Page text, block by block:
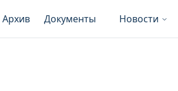
Архив Документы Новости